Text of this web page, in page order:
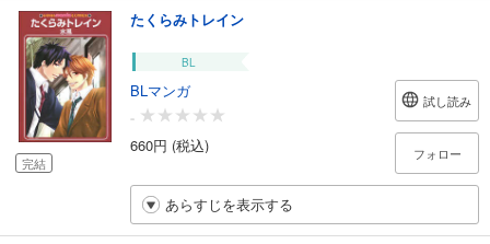
完結
たくらみトレイン
BL
BLマンガ
-
660円 (税込)
試し読み
フォロー
あらすじを表示する